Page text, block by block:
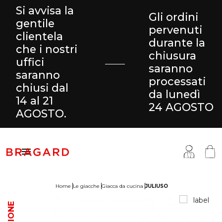
Si avvisa la
gentile
clientela
che i nostri
uffici
saranno
chiusi dal
14 al 21
AGOSTO.
Gli ordini
pervenuti
durante la
chiusura
saranno
processati
da lunedì
24 AGOSTO

& Gonne
Home Le giacche Giacca da cucina JULIUSO